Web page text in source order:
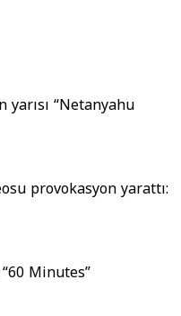
yarısı “Netanyahu
provokasyon yarattı:
Minutes”